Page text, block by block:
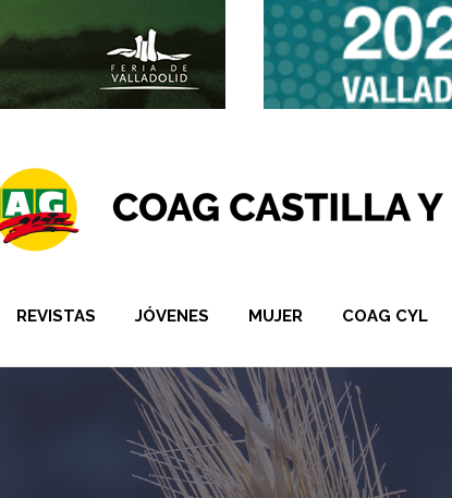
REVISTAS JÓVENES MUJER COAG CYL